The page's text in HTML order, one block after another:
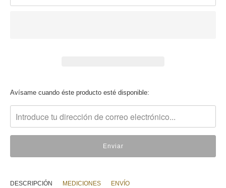
Translation
es.products.notify_form.description:
Avísame cuando éste producto esté disponible:
DESCRIPCIÓN MEDICIONES ENVÍO